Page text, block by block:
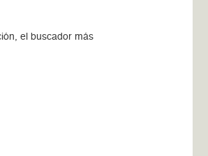
el buscador más